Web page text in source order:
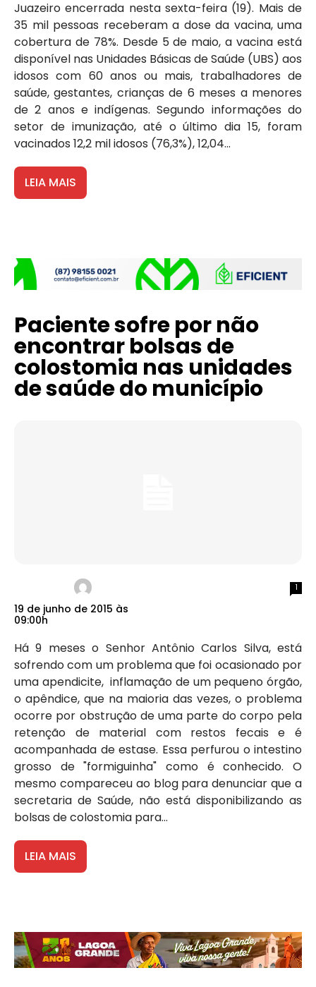
Juazeiro encerrada nesta sexta-feira (19). Mais de
35 mil pessoas receberam a dose da vacina, uma
cobertura de 78%. Desde 5 de maio, a vacina está
disponível nas Unidades Básicas de Saúde (UBS) aos
idosos com 60 anos ou mais, trabalhadores de
saúde, gestantes, crianças de 6 meses a menores
de 2 anos e indígenas. Segundo informações do
setor de imunização, até o último dia 15, foram
vacinados 12,2 mil idosos (76,3%), 12,04...
LEIA MAIS
Paciente sofre por não
encontrar bolsas de
colostomia nas unidades
de saúde do município
19 de junho de 2015 às
09:00h
1
Há 9 meses o Senhor Antônio Carlos Silva, está
sofrendo com um problema que foi ocasionado por
uma apendicite, inflamação de um pequeno órgão,
o apêndice, que na maioria das vezes, o problema
ocorre por obstrução de uma parte do corpo pela
retenção de material com restos fecais e é
acompanhada de estase. Essa perfurou o intestino
grosso de "formiguinha" como é conhecido. O
mesmo compareceu ao blog para denunciar que a
secretaria de Saúde, não está disponibilizando as
bolsas de colostomia para...
LEIA MAIS